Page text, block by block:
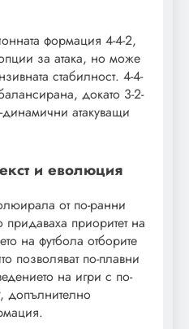
формация 4-4-2,
за атака, но може
стабилност. 4-4-
докато 3-2-
атакуващи
и еволюция
от по-ранни
придаваха приоритет на
на футбола отборите
позволяват по-плавни
на игри с по-
допълнително